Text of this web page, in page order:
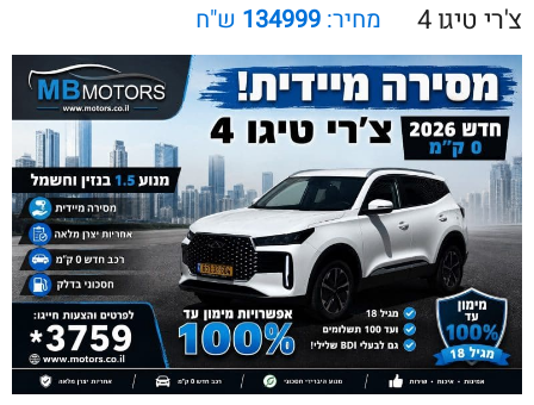
צ'רי טיגו 4 מחיר: 134999 ש"ח